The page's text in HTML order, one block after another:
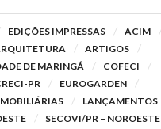
EDIÇÕES IMPRESSAS ACIM
ARTIGOS
DE MARINGÁ
COFECI
PR
EUROGARDEN
LANÇAMENTOS
SECOVI/PR – NOROESTE